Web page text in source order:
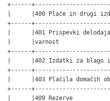
+------
|      |400 Plače in drugi
+------
|      |401 Prispevki
|      |varnost
+------
|      |402 Izdatki za
+------
|      |403 Plačila
+------
|      |409 Rezerve